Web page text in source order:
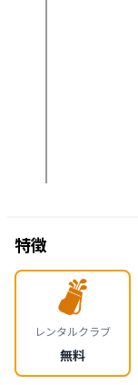
特徴
レンタルクラブ
無料